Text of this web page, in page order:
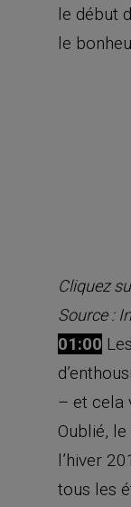
le début
le
Cliquez
Source :
01:00
– et cela
Oublié,
l’hiver
tous les